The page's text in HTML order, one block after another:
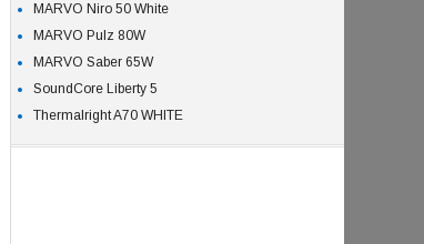
MARVO Niro 50 White
MARVO Pulz 80W
MARVO Saber 65W
SoundCore Liberty 5
Thermalright A70 WHITE